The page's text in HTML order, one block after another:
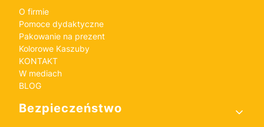
O firmie
Pomoce dydaktyczne
Pakowanie na prezent
Kolorowe Kaszuby
KONTAKT
W mediach
BLOG
Bezpieczeństwo